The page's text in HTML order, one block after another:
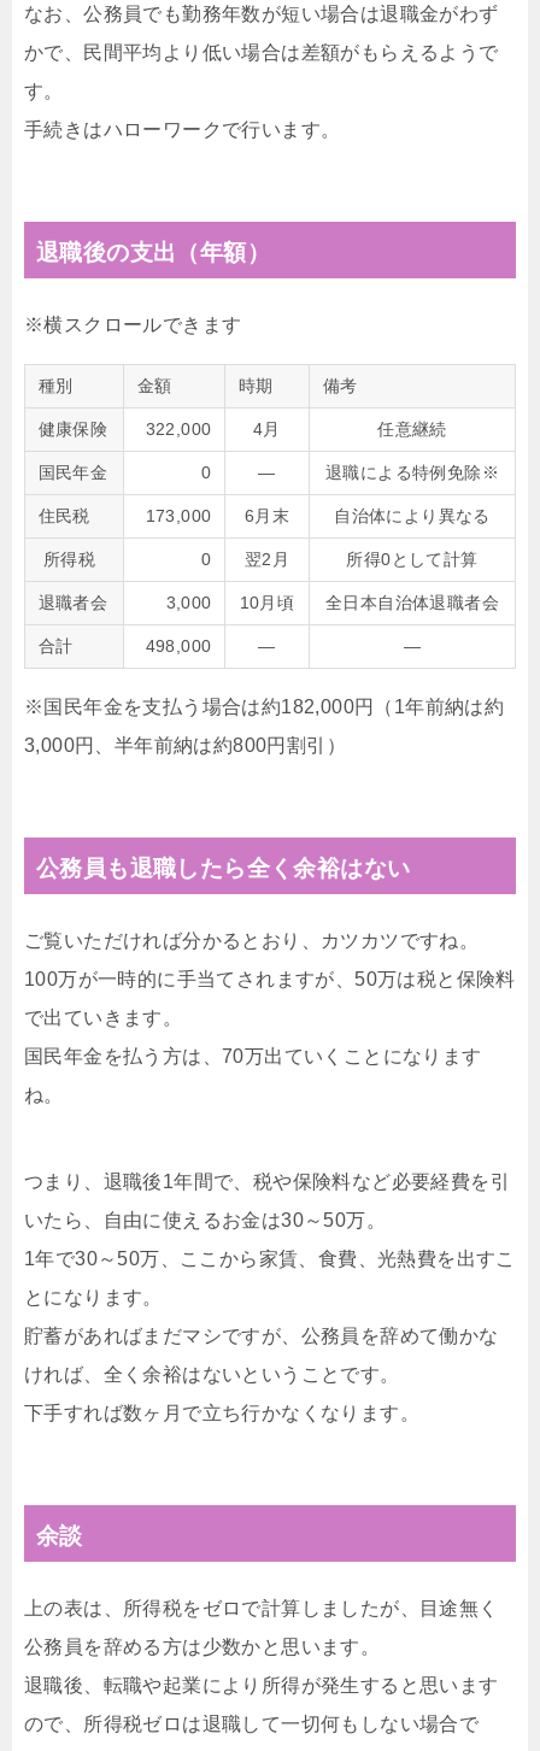
なお、公務員でも勤務年数が短い場合は退職金がわず
かで、民間平均より低い場合は差額がもらえるようで
す。
手続きはハローワークで行います。
退職後の支出（年額）
種別 金額 時期 備考
健康保険 322,000 4月 任意継続
国民年金 0 ― 退職による特例免除※
住民税 173,000 6月末 自治体により異なる
所得税 0 翌2月 所得0として計算
退職者会 3,000 10月頃 全日本自治体退職者会
合計 498,000 ― ―
※国民年金を支払う場合は約182,000円（1年前納は約
3,000円、半年前納は約800円割引）
公務員も退職したら全く余裕はない
ご覧いただければ分かるとおり、カツカツですね。
100万が一時的に手当てされますが、50万は税と保険料
で出ていきます。
国民年金を払う方は、70万出ていくことになります
ね。
つまり、退職後1年間で、税や保険料など必要経費を引
いたら、自由に使えるお金は30～50万。
1年で30～50万、ここから家賃、食費、光熱費を出すこ
とになります。
貯蓄があればまだマシですが、公務員を辞めて働かな
ければ、全く余裕はないということです。
下手すれば数ヶ月で立ち行かなくなります。
余談
上の表は、所得税をゼロで計算しましたが、目途無く
公務員を辞める方は少数かと思います。
退職後、転職や起業により所得が発生すると思います
ので、所得税ゼロは退職して一切何もしない場合で